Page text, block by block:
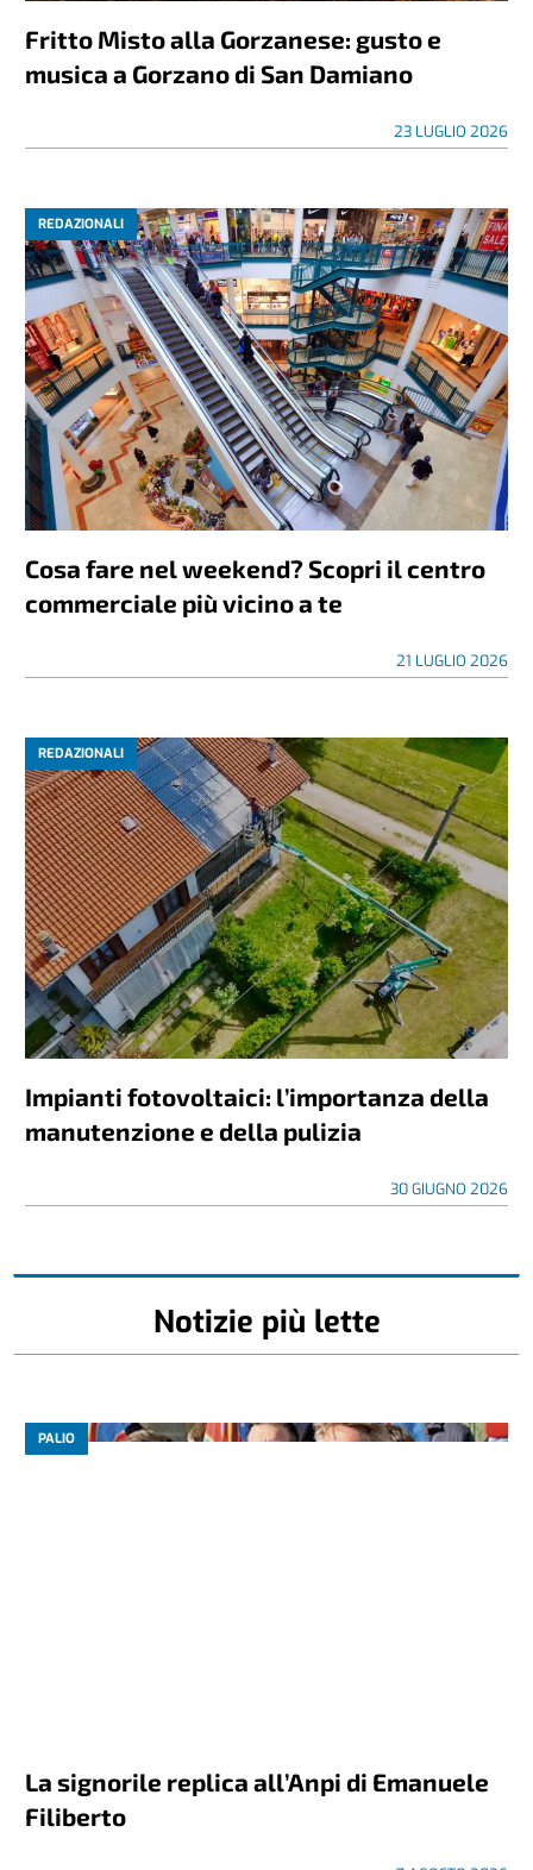
Fritto Misto alla Gorzanese: gusto e
musica a Gorzano di San Damiano
23 LUGLIO 2026
REDAZIONALI
Cosa fare nel weekend? Scopri il centro
commerciale più vicino a te
21 LUGLIO 2026
REDAZIONALI
Impianti fotovoltaici: l’importanza della
manutenzione e della pulizia
30 GIUGNO 2026
Notizie più lette
PALIO
La signorile replica all’Anpi di Emanuele
Filiberto